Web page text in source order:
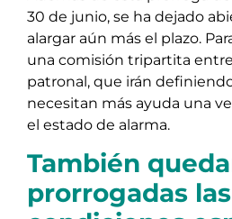
30 de junio, se ha dejado
alargar aún más el plazo.
una comisión tripartita
patronal, que irán
necesitan más ayuda una
el estado de alarma.
También
prorrogadas las